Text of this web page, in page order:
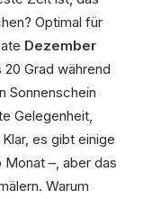
Optimal für
Dezember
20 Grad während
Sonnenschein
Gelegenheit,
es gibt einige
Monat –, aber das
Warum